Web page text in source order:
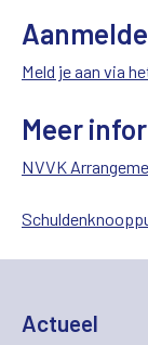
Meld je aan via
Meer
NVVK
Actueel